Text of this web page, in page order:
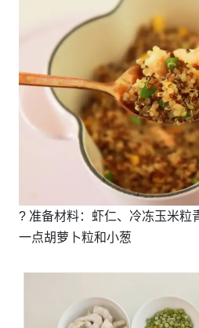
? 准备材料：虾仁、冷冻玉米粒
一点胡萝卜粒和小葱